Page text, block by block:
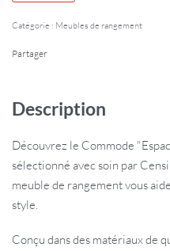
Catégorie : Meubles de rangement
Partager
Description
Découvrez le Commode
sélectionné avec soin par
meuble de rangement vous
style.
Conçu dans des matériaux de